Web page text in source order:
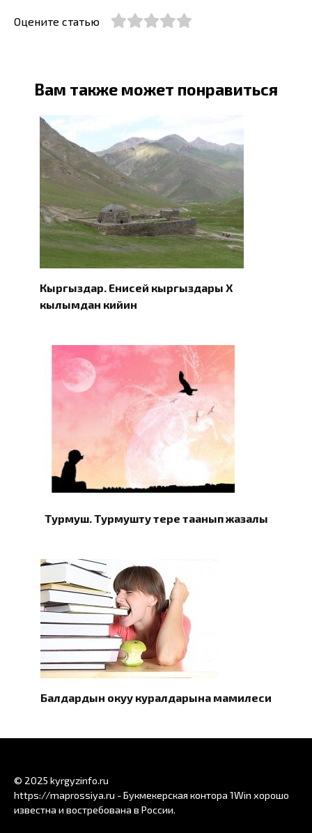
Оцените статью
Вам также может понравиться
Кыргыздар. Eнисей кыргыздары X
кылымдан кийин
Турмуш. Турмушту терең таанып жазалы
Балдардын окуу куралдарына мамилеси
© 2025 kyrgyzinfo.ru
https://maprossiya.ru - Букмекерская контора 1Win хорошо
известна и востребована в России.